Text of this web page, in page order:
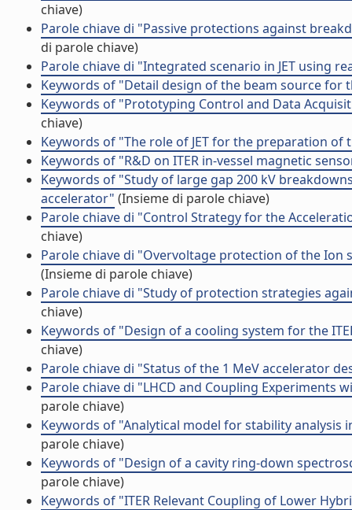
chiave)
Parole chiave di "Passive protections against
di parole chiave)
Parole chiave di "Integrated scenario in JET using
Keywords of "Detail design of the beam source for
Keywords of "Prototyping Control and Data
chiave)
Keywords of "The role of JET for the preparation of
Keywords of "R&D on ITER in-vessel magnetic
Keywords of "Study of large gap 200 kV
accelerator" (Insieme di parole chiave)
Parole chiave di "Control Strategy for the
chiave)
Parole chiave di "Overvoltage protection of the Ion
(Insieme di parole chiave)
Parole chiave di "Study of protection strategies
chiave)
Keywords of "Design of a cooling system for the
chiave)
Parole chiave di "Status of the 1 MeV accelerator
Parole chiave di "LHCD and Coupling Experiments
parole chiave)
Keywords of "Analytical model for stability analysis
parole chiave)
Keywords of "Design of a cavity ring-down
parole chiave)
Keywords of "ITER Relevant Coupling of Lower